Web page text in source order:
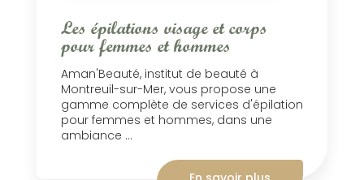
Les épilations visage et corps
pour femmes et hommes
Aman'Beauté, institut de beauté à
Montreuil-sur-Mer, vous propose une
gamme complète de services d'épilation
pour femmes et hommes, dans une
ambiance ...